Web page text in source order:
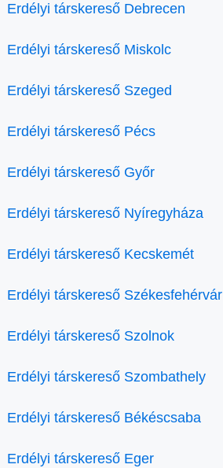
Erdélyi társkereső Debrecen
Erdélyi társkereső Miskolc
Erdélyi társkereső Szeged
Erdélyi társkereső Pécs
Erdélyi társkereső Győr
Erdélyi társkereső Nyíregyháza
Erdélyi társkereső Kecskemét
Erdélyi társkereső Székesfehérvár
Erdélyi társkereső Szolnok
Erdélyi társkereső Szombathely
Erdélyi társkereső Békéscsaba
Erdélyi társkereső Eger